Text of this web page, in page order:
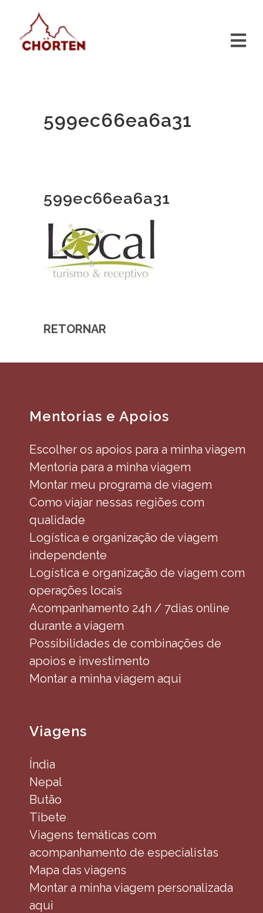
599ec66ea6a31
599ec66ea6a31
RETORNAR
Mentorias e Apoios
Escolher os apoios para a minha viagem
Mentoria para a minha viagem
Montar meu programa de viagem
Como viajar nessas regiões com
qualidade
Logística e organização de viagem
independente
Logística e organização de viagem com
operações locais
Acompanhamento 24h / 7dias online
durante a viagem
Possibilidades de combinações de
apoios e investimento
Montar a minha viagem aqui
Viagens
Índia
Nepal
Butão
Tibete
Viagens temáticas com
acompanhamento de especialistas
Mapa das viagens
Montar a minha viagem personalizada
aqui